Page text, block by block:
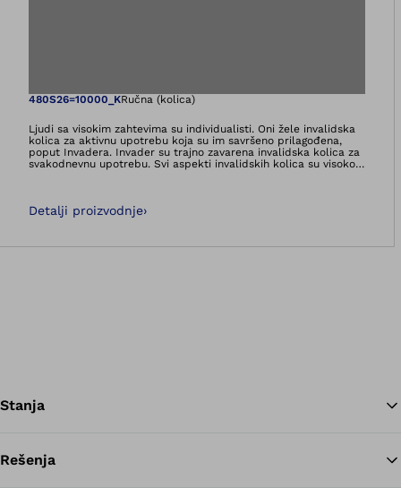
Otvara sliku u
480S26=10000_KRučna (kolica)
Ljudi sa visokim zahtevima su individualisti. Oni žele invalidska
kolica za aktivnu upotrebu koja su im savršeno prilagođena,
poput Invadera. Invader su trajno zavarena invalidska kolica za
svakodnevnu upotrebu. Svi aspekti invalidskih kolica su visoko
kompromisa.Invader invalidska kolica sa krutim okvirom imaju
meri, što znači da su potpuno jedinstvena i savršeno pristaju
Detalji proizvodnje›
Stanja
Rešenja